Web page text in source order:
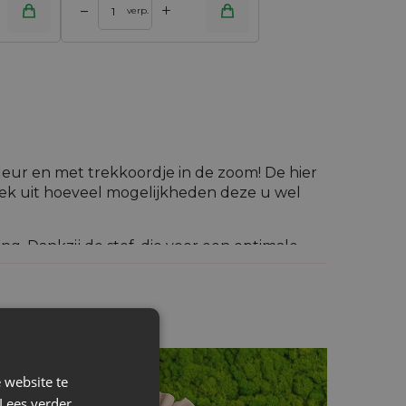
– verp. +
en met trekkoordje in de zoom! De hier
uit hoeveel mogelijkheden deze u wel
Dankzij de stof, die voor een optimale
maakt het tot een opvallende
te worden voor uw zero waste
van de zak (30 x 40 cm) kunt u er
website te